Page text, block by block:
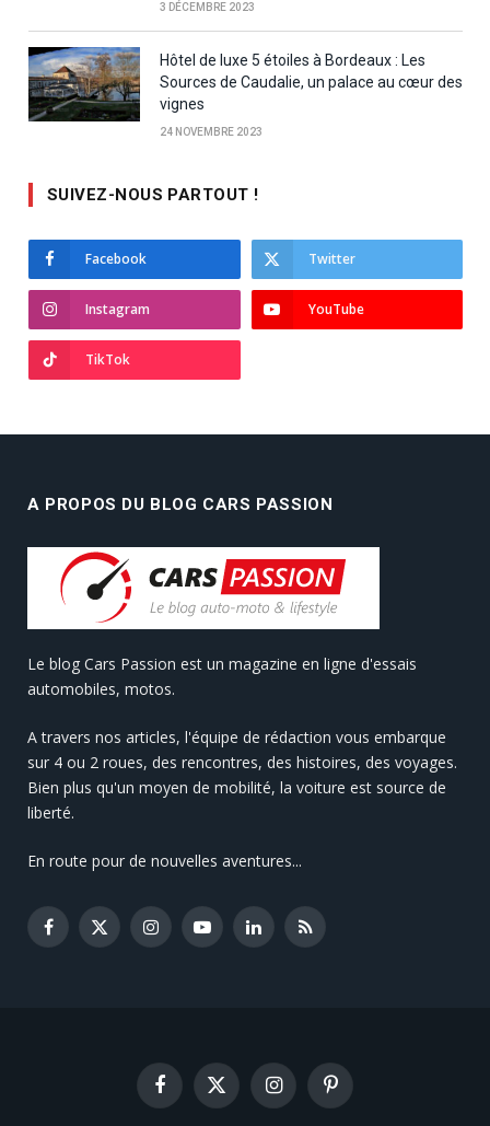
3 DÉCEMBRE 2023
Hôtel de luxe 5 étoiles à Bordeaux : Les
Sources de Caudalie, un palace au cœur des
vignes
24 NOVEMBRE 2023
SUIVEZ-NOUS PARTOUT !
Facebook Twitter
Instagram YouTube
TikTok
A PROPOS DU BLOG CARS PASSION
Le blog Cars Passion est un magazine en ligne d'essais
automobiles, motos.
A travers nos articles, l'équipe de rédaction vous embarque
sur 4 ou 2 roues, des rencontres, des histoires, des voyages.
Bien plus qu'un moyen de mobilité, la voiture est source de
liberté.
En route pour de nouvelles aventures...
Facebook
X
InstagramYouTubeLinkedInRSS
Facebook
X
(Twitter)
InstagramPinterest